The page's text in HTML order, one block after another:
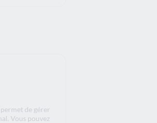
de gérer
Vous pouvez